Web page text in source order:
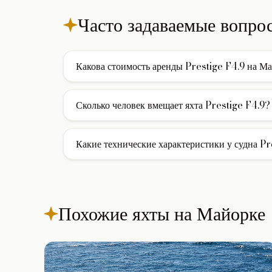
Часто задаваемые
Какова стоимость аренды Prestige F4.9 на
включены услуги экипажа, страховка и стоянка в
израсходованное топливо.
Сколько человек вмещает яхта Prestige F4.9?
ночевкой на борту доступно 3 каюты для
Какие технические характеристики у судна
Похожие яхты на Майорке